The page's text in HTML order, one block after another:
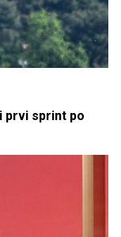
prvi sprint po